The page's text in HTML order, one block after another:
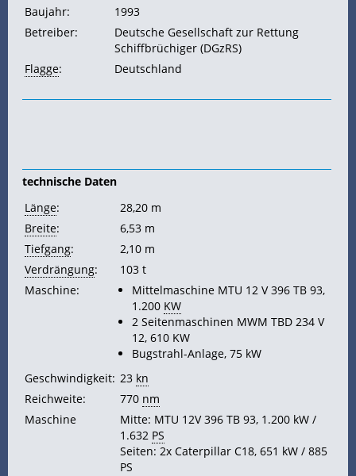
Baujahr:
1993
Betreiber:
Deutsche Gesellschaft zur Rettung
Schiffbrüchiger (DGzRS)
Flagge: Deutschland
technische Daten
Länge:
28,20 m
Breite:
6,53 m
Tiefgang:
2,10 m
Verdrängung:
103 t
Maschine:
Mittelmaschine MTU 12 V 396 TB 93,
1.200 KW
2 Seitenmaschinen MWM TBD 234 V
12, 610 KW
Bugstrahl-Anlage, 75 kW
Geschwindigkeit: 23 kn
Reichweite:
770 nm
Maschine
Mitte: MTU 12V 396 TB 93, 1.200 kW /
1.632 PS
Seiten: 2x Caterpillar C18, 651 kW / 885
PS